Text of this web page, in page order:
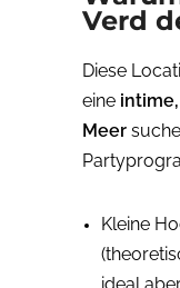
Verd
Diese
eine
Meer
Kleine